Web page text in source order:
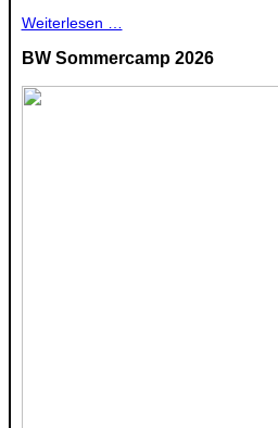
Weiterlesen …
BW Sommercamp 2026